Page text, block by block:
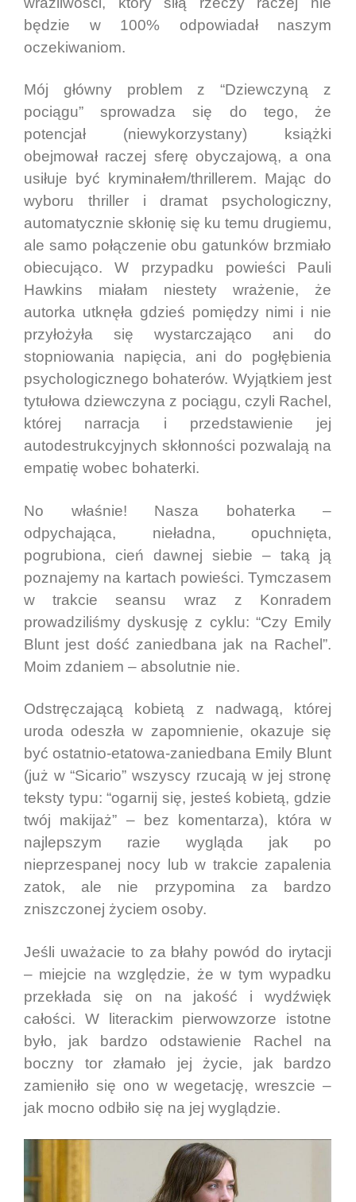
będzie w 100% odpowiadał naszym
oczekiwaniom.
Mój główny problem z “Dziewczyną z
pociągu” sprowadza się do tego, że
potencjał (niewykorzystany) książki
obejmował raczej sferę obyczajową, a ona
usiłuje być kryminałem/thrillerem. Mając do
wyboru thriller i dramat psychologiczny,
automatycznie skłonię się ku temu drugiemu,
ale samo połączenie obu gatunków brzmiało
obiecująco. W przypadku powieści Pauli
Hawkins miałam niestety wrażenie, że
autorka utknęła gdzieś pomiędzy nimi i nie
przyłożyła się wystarczająco ani do
stopniowania napięcia, ani do pogłębienia
psychologicznego bohaterów. Wyjątkiem jest
tytułowa dziewczyna z pociągu, czyli Rachel,
której narracja i przedstawienie jej
autodestrukcyjnych skłonności pozwalają na
empatię wobec bohaterki.
No właśnie! Nasza bohaterka –
odpychająca, nieładna, opuchnięta,
pogrubiona, cień dawnej siebie – taką ją
poznajemy na kartach powieści. Tymczasem
w trakcie seansu wraz z Konradem
prowadziliśmy dyskusję z cyklu: “Czy Emily
Blunt jest dość zaniedbana jak na Rachel”.
Moim zdaniem – absolutnie nie.
Odstręczającą kobietą z nadwagą, której
uroda odeszła w zapomnienie, okazuje się
być ostatnio-etatowa-zaniedbana Emily Blunt
(już w “Sicario” wszyscy rzucają w jej stronę
teksty typu: “ogarnij się, jesteś kobietą, gdzie
twój makijaż” – bez komentarza), która w
najlepszym razie wygląda jak po
nieprzespanej nocy lub w trakcie zapalenia
zatok, ale nie przypomina za bardzo
zniszczonej życiem osoby.
Jeśli uważacie to za błahy powód do irytacji
– miejcie na względzie, że w tym wypadku
przekłada się on na jakość i wydźwięk
całości. W literackim pierwowzorze istotne
było, jak bardzo odstawienie Rachel na
boczny tor złamało jej życie, jak bardzo
zamieniło się ono w wegetację, wreszcie –
jak mocno odbiło się na jej wyglądzie.